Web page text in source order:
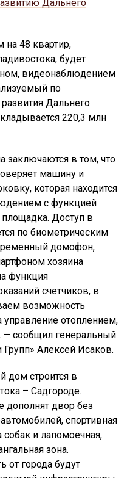
Дальнего
48 квартир,
будет
видеонаблюдением
по
Дальнего
220,3 млн
заключаются в том, что
машину и
которая находится
с функцией
площадка. Доступ в
по биометрическим
домофон,
хозяина
функция
счетчиков, в
возможность
отоплением,
— сообщил генеральный
Алексей Исаков.
дом строится в
– Садгороде.
дополнят двор без
спортивная
и лапомоечная,
зона.
от города будут